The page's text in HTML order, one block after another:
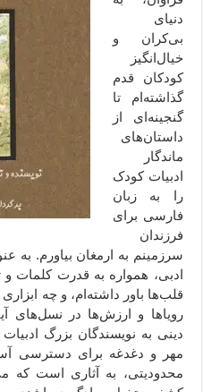
دنیای
بی‌کران و
خیال‌انگیز
کودکان قدم
گذاشته‌ام تا
گنجینه‌ای از
داستان‌های
ماندگار
ادبیات کودک
را به زبان
فارسی برای
فرزندان
سرزمینم به ارمغان بیاورم. به
ادبی، همواره به قدرت کلمات
قلب‌ها باور داشته‌ام، و چه
رویاها و ارزش‌ها در نسل‌های
دینی به نویسندگان بزرگ
مهر و دغدغه برای دسترسی
محدودیتی، به آثاری است که